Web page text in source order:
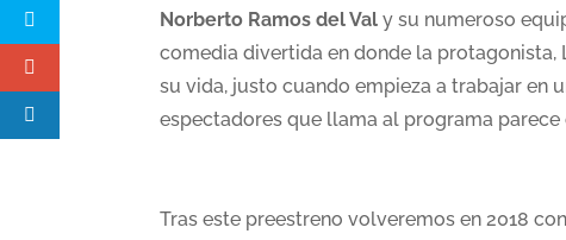
Norberto Ramos del Valy su numeroso
comedia divertida en donde la protagonista,
su vida, justo cuando empieza a trabajar en
espectadores que llama al programa
Tras este preestreno volveremos en 2018